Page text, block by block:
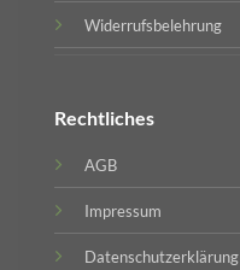
Widerrufsbelehrung
Rechtliches
AGB
Impressum
Datenschutzerklärung